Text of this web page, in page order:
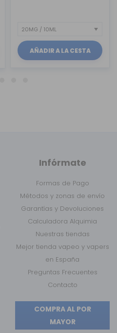
AÑADIR A LA CESTA
Infórmate
Formas de Pago
Métodos y zonas de envío
Garantías y Devoluciones
Calculadora Alquimia
Nuestras tiendas
Mejor tienda vapeo y vapers
en España
Preguntas Frecuentes
Contacto
COMPRA AL POR
MAYOR